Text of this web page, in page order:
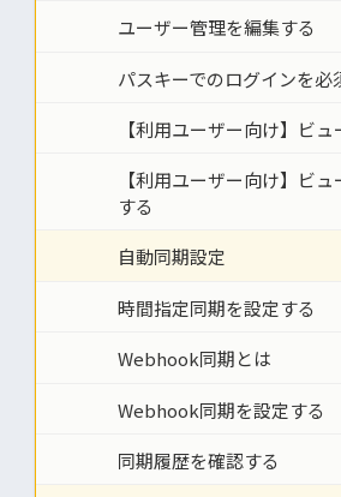
ユーザー管理を編集する
パスキーでのログインを必
【利用ユーザー向け】ビ
【利用ユーザー向け】ビ
する
自動同期設定
時間指定同期を設定する
Webhook同期とは
Webhook同期を設定する
同期履歴を確認する